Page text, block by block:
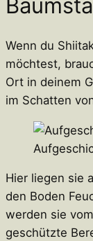
Wenn du
möchtest,
Ort in deinem
im Schatten
Hier liegen sie
den Boden
werden sie
geschützte